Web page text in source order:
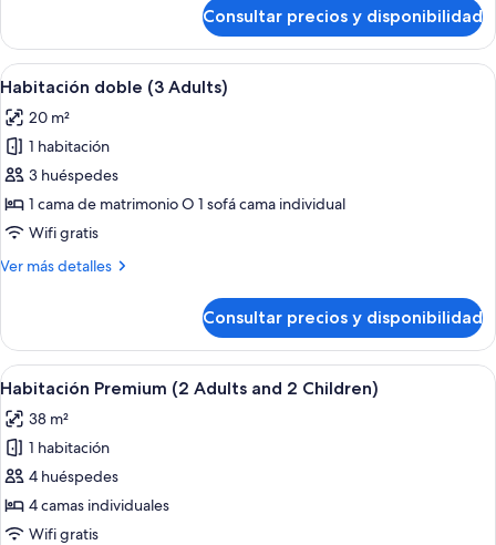
doble
de
uso
Consultar precios y disponibilidad
Abrir
todas
las
fotos
de
Habitación
doble
Adults)
Habitación de hotel con dos camas,
5
Habitación doble (3 Adults)
20 m²
1 habitación
3 huéspedes
1 cama de matrimonio O 1 sofá cama individual
Wifi gratis
Ver más detalles
Más
doble
(3
Adults)
Consultar precios y disponibilidad
Abrir
todas
las
fotos
de
Habitación
Premium
Habitación de hotel moderna con
7
Habitación Premium (2 Adults and 2 Children)
38 m²
1 habitación
4 huéspedes
4 camas individuales
Wifi gratis